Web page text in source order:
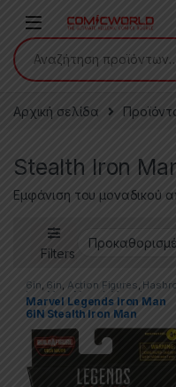
Αναζήτηση για:
Αρχική σελίδα
Stealth Iron
Εμφάνιση του μοναδικού
Filters
6in, 6in, Action Figures,
Iron Man , Marvel, Marvel
Legends
Marvel Legends Iron Man
6IN Stealth Iron Man